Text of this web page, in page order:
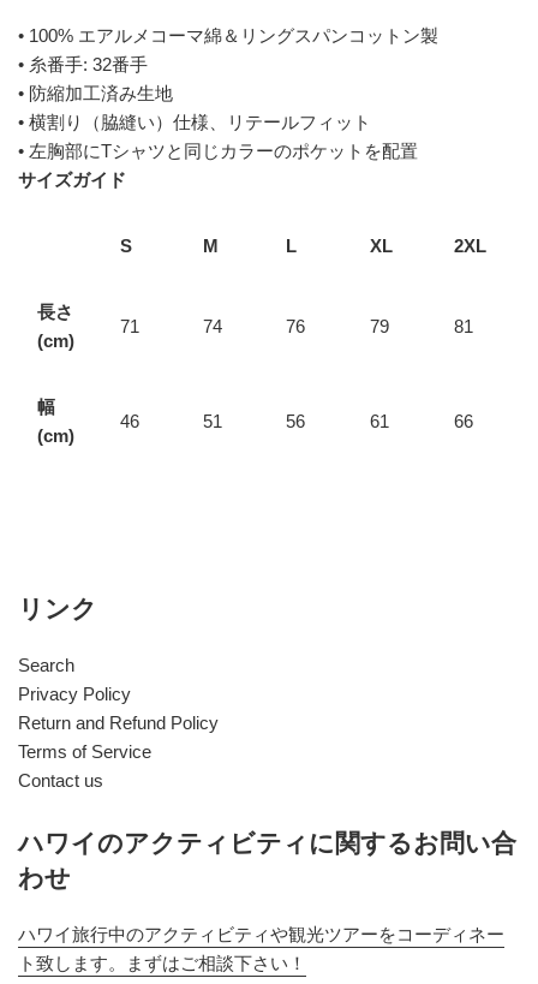
• 100% エアルメコーマ綿＆リングスパンコットン製
• 糸番手: 32番手
• 防縮加工済み生地
• 横割り（脇縫い）仕様、リテールフィット
• 左胸部にTシャツと同じカラーのポケットを配置
サイズガイド
S M L XL 2XL
長さ
(cm)
71 74 76 79 81
幅
(cm)
46 51 56 61 66
リンク
Search
Privacy Policy
Return and Refund Policy
Terms of Service
Contact us
ハワイのアクティビティに関するお問い合
わせ
ハワイ旅行中のアクティビティや観光ツアーをコーディネー
ト致します。まずはご相談下さい！